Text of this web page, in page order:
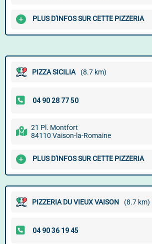
PLUS D'INFOS SUR CETTE PIZZERIA
PIZZA SICILIA (8.7 km)
21 Pl. Montfort
84110 Vaison-la-Romaine
PLUS D'INFOS SUR CETTE PIZZERIA
PIZZERIA DU VIEUX VAISON (8.7 km)